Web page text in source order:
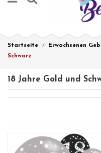
Startseite Erwachsenen
Schwarz
18 Jahre Gold und